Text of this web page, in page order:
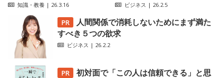
知識・教養 | 26.3.16 ビジネス | 26.2.5
人間関係で消耗しないためにまず満た
すべき５つの欲求
ビジネス | 26.2.2
初対面で「この人は信頼できる」と思